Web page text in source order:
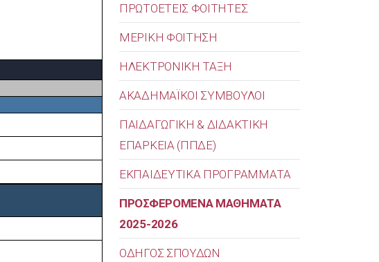
ΠΡΩΤΟΕΤΕΙΣ ΦΟΙΤΗΤΕΣ
ΜΕΡΙΚΗ ΦΟΙΤΗΣΗ
ΗΛΕΚΤΡΟΝΙΚΗ ΤΑΞΗ
ΑΚΑΔΗΜΑΪΚΟΙ ΣΥΜΒΟΥΛΟΙ
ΠΑΙΔΑΓΩΓΙΚΗ & ΔΙΔΑΚΤΙΚΗ
ΕΠΑΡΚΕΙΑ (ΠΠΔΕ)
ΕΚΠΑΙΔΕΥΤΙΚΑ ΠΡΟΓΡΑΜΜΑΤΑ
ΠΡΟΣΦΕΡΟΜΕΝΑ ΜΑΘΗΜΑΤΑ
2025-2026
ΟΔΗΓΟΣ ΣΠΟΥΔΩΝ